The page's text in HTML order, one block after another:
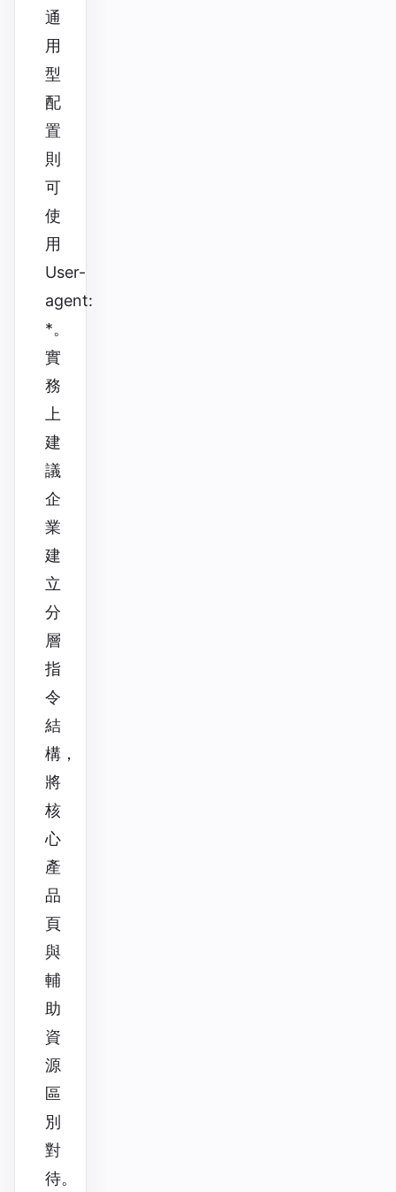
通
用
型
配
置
則
可
使
用
User-
agent:
*。
實
務
上
建
議
企
業
建
立
分
層
指
令
結
構，
將
核
心
產
品
頁
與
輔
助
資
源
區
別
對
待。